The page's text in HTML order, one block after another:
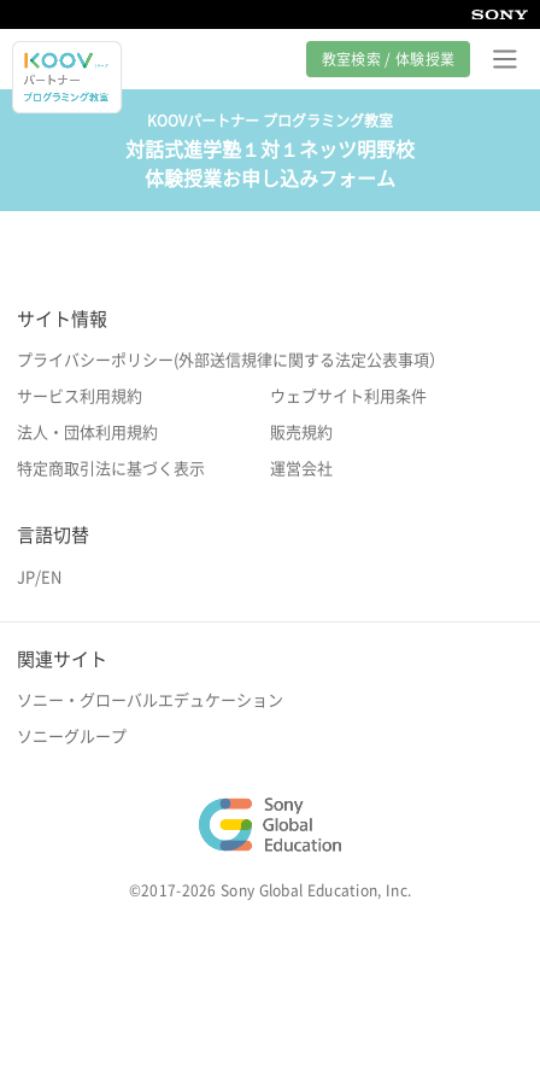
教室検索 / 体験授業
プログラミング教室とは
カリキュラム紹介
サポート
KOOVパートナー プログラミング教室
対話式進学塾１対１ネッツ明野校
体験授業お申し込みフォーム
サイト情報
プライバシーポリシー(外部送信規律に関する法定公表事項）
サービス利用規約 ウェブサイト利用条件
法人・団体利用規約 販売規約
特定商取引法に基づく表示 運営会社
言語切替
JP/EN
関連サイト
ソニー・グローバルエデュケーション
ソニーグループ
©2017-2026 Sony Global Education, Inc.